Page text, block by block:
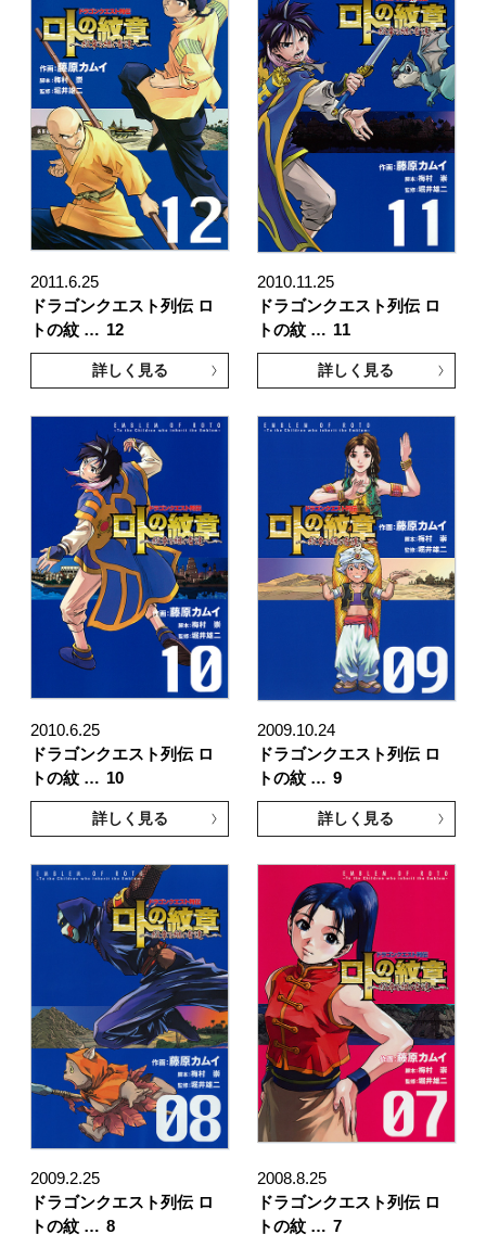
2011.6.25
ドラゴンクエスト列伝 ロ
トの紋 … 12
詳しく見る
2010.11.25
ドラゴンクエスト列伝 ロ
トの紋 … 11
詳しく見る
2010.6.25
ドラゴンクエスト列伝 ロ
トの紋 … 10
詳しく見る
2009.10.24
ドラゴンクエスト列伝 ロ
トの紋 … 9
詳しく見る
2009.2.25
ドラゴンクエスト列伝 ロ
トの紋 … 8
2008.8.25
ドラゴンクエスト列伝 ロ
トの紋 … 7